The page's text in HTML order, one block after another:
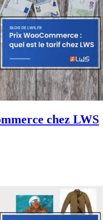
chez LWS